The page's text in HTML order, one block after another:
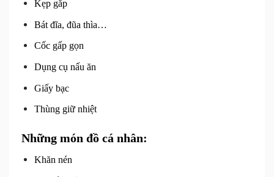
Kẹp gắp
Bát đĩa, đũa thìa…
Cốc gấp gọn
Dụng cụ nấu ăn
Giấy bạc
Thùng giữ nhiệt
Những món đồ cá nhân:
Khăn nén